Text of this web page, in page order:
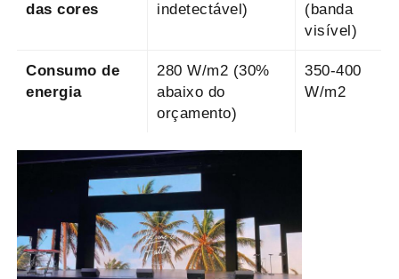
das cores
indetectável)
(banda
visível)
Consumo de
energia
280 W/m2 (30%
abaixo do
orçamento)
350-400
W/m2